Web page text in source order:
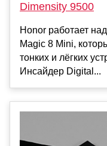
Dimensity 9500
Honor работает
Magic 8 Mini,
тонких и лёгких
Инсайдер Digital...